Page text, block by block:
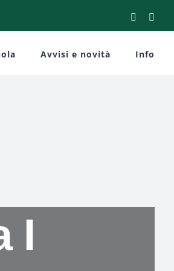
Facebook
Avvisi e novità Info
I